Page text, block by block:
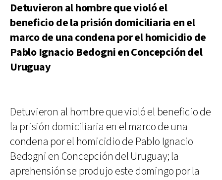
Detuvieron al hombre que violó el
beneficio de la prisión domiciliaria en el
marco de una condena por el homicidio de
Pablo Ignacio Bedogni en Concepción del
Uruguay
Detuvieron al hombre que violó el beneficio de
la prisión domiciliaria en el marco de una
condena por el homicidio de Pablo Ignacio
Bedogni en Concepción del Uruguay; la
aprehensión se produjo este domingo por la